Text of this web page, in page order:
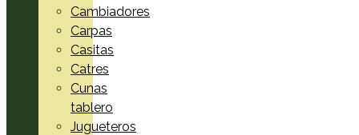
Cambiadores
Carpas
Casitas
Catres
Cunas
tablero
Jugueteros